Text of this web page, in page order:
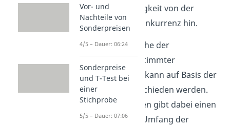
auf eine Abhängigkeit von der
ausländischen Konkurrenz hin.
Auch über die Höhe der
Besteuerung bestimmter
Produktgruppen kann auf Basis der
Marktgröße entschieden werden.
Das Marktvolumen gibt dabei einen
Hinweis auf den Umfang der
Vor- und
Nachteile von
Sonderpreisen
4/5 – Dauer: 06:24
Sonderpreise
und T-Test bei
einer
Stichprobe
5/5 – Dauer: 07:06